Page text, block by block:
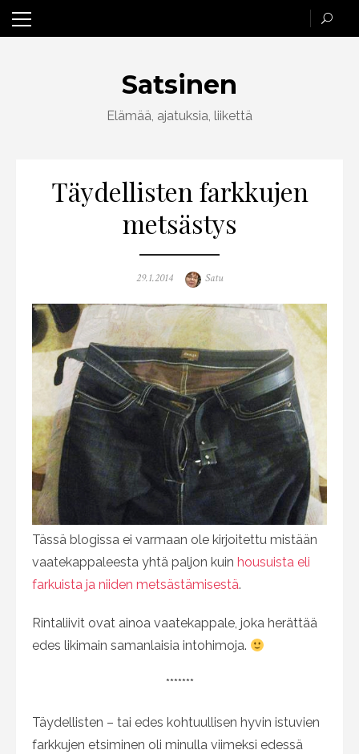
Skip
Satsinen
Elämää, ajatuksia, liikettä
Täydellisten farkkujen
metsästys
Posted
29.1.2014 Author
Satu
Tässä blogissa ei varmaan ole kirjoitettu mistään
vaatekappaleesta yhtä paljon kuin housuista eli
farkuista ja niiden metsästämisestä.
Rintaliivit ovat ainoa vaatekappale, joka herättää
edes likimain samanlaisia intohimoja.
*******
Täydellisten – tai edes kohtuullisen hyvin istuvien
farkkujen etsiminen oli minulla viimeksi edessä